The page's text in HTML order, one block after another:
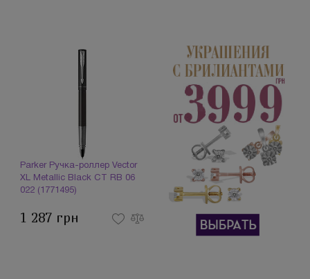
Parker Ручка-роллер Vector
XL Metallic Black CT RB 06
022 (1771495)
1 287 грн